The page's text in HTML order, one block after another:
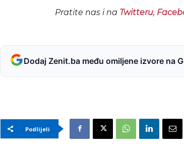
Pratite nas i na Twitteru,
Dodaj Zenit.ba među omiljene izvore na
Podlijeli